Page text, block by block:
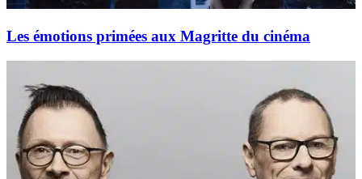
Les émotions primées aux Magritte du cinéma